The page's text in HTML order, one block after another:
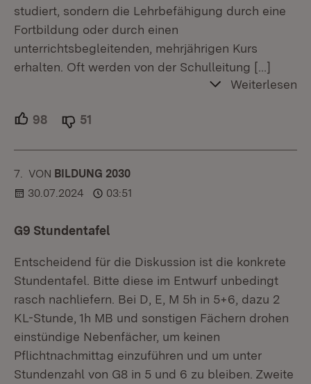
studiert, sondern die Lehrbefähigung durch eine
Fortbildung oder durch einen
unterrichtsbegleitenden, mehrjährigen Kurs
erhalten. Oft werden von der Schulleitung […]
Weiterlesen
98 Unterstützer.
51
7. KOMMENTAR
VON :BILDUNG 2030
30.07.2024
03:51
G9 Stundentafel
Entscheidend für die Diskussion ist die konkrete
Stundentafel. Bitte diese im Entwurf unbedingt
rasch nachliefern. Bei D, E, M 5h in 5+6, dazu 2
KL-Stunde, 1h MB und sonstigen Fächern drohen
einstündige Nebenfächer, um keinen
Pflichtnachmittag einzuführen und um unter
Stundenzahl von G8 in 5 und 6 zu bleiben. Zweite